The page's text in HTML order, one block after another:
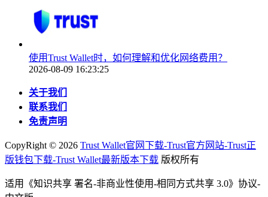
使用Trust Wallet时，如何理解和优化网络费用？
2026-08-09 16:23:25
关于我们
联系我们
免责声明
CopyRight © 2026 Trust Wallet官网下载-Trust官方网站-Trust正
版钱包下载-Trust Wallet最新版本下载 版权所有
适用《知识共享 署名-非商业性使用-相同方式共享 3.0》协议-